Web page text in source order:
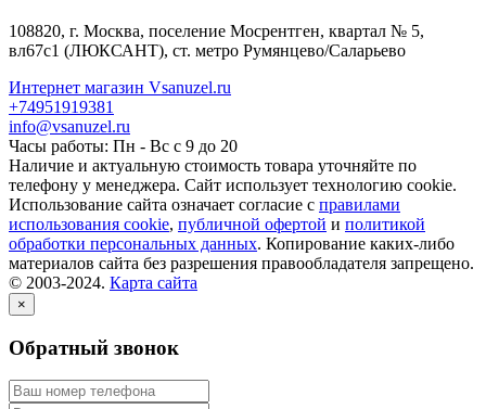
108820, г. Москва, поселение Мосрентген, квартал № 5,
вл67с1 (ЛЮКСАНТ), ст. метро Румянцево/Саларьево
Интернет магазин Vsanuzel.ru
+74951919381
info@vsanuzel.ru
Часы работы: Пн - Вс с 9 до 20
Наличие и актуальную стоимость товара уточняйте по
телефону у менеджера. Сайт использует технологию cookie.
Использование сайта означает согласие с правилами
использования cookie, публичной офертой и политикой
обработки персональных данных. Копирование каких-либо
материалов сайта без разрешения правообладателя запрещено.
© 2003-2024. Карта сайта
×
Обратный звонок